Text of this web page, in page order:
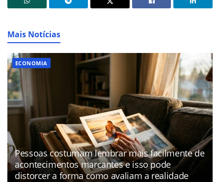
Mais Notícias
ECONOMIA
Pessoas costumam lembrar mais facilmente de
acontecimentos marcantes e isso pode
distorcer a forma como avaliam a realidade